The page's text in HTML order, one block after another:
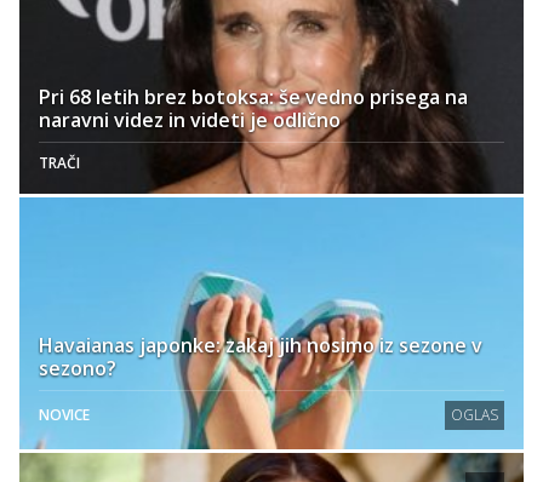
Pri 68 letih brez botoksa: še vedno prisega na
naravni videz in videti je odlično
TRAČI
Havaianas japonke: zakaj jih nosimo iz sezone v
sezono?
NOVICE OGLAS